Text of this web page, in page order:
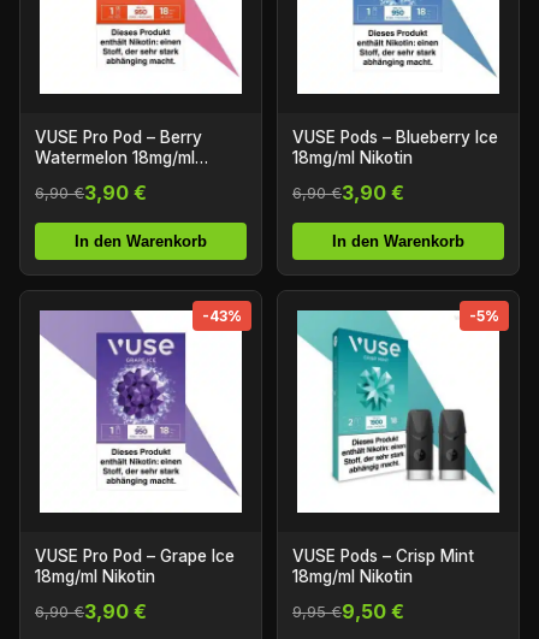
VUSE Pro Pod – Berry
Watermelon 18mg/ml
6,90 €3,90 €
In den Warenkorb
VUSE Pods – Blueberry Ice
18mg/ml Nikotin
6,90 €3,90 €
In den Warenkorb
-43%
VUSE Pro Pod – Grape Ice
18mg/ml Nikotin
6,90 €3,90 €
-5%
VUSE Pods – Crisp Mint
18mg/ml Nikotin
9,95 €9,50 €